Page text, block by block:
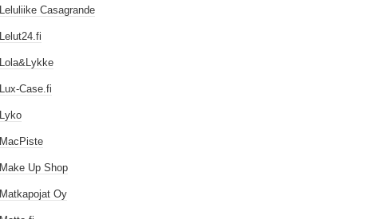
Leluliike Casagrande
Lelut24.fi
Lola&Lykke
Lux-Case.fi
Lyko
MacPiste
Make Up Shop
Matkapojat Oy